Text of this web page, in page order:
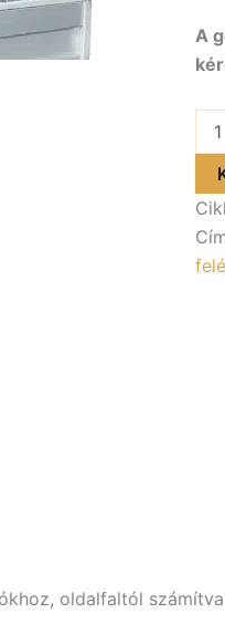
A
mm
oldalfaltól